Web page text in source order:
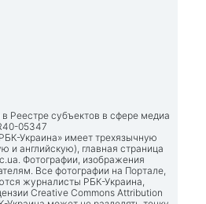
Реестре субъектов в сфере медиа
05347
Украина» имеет трехязычную
и английскую), главная страница
. Фотографии, изображения
Все фотографии на Портале,
журналисты РБК-Украина,
Creative Commons Attribution